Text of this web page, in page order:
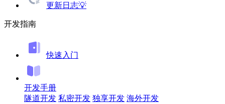
更新日志💡
开发指南
快速入门
开发手册
隧道开发 私密开发 独享开发 海外开发